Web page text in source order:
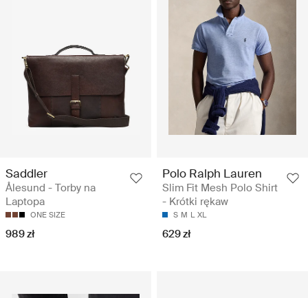
Saddler
Ålesund - Torby na
Laptopa
ONE SIZE
989 zł
Polo Ralph Lauren
Slim Fit Mesh Polo Shirt
- Krótki rękaw
S M L XL
629 zł